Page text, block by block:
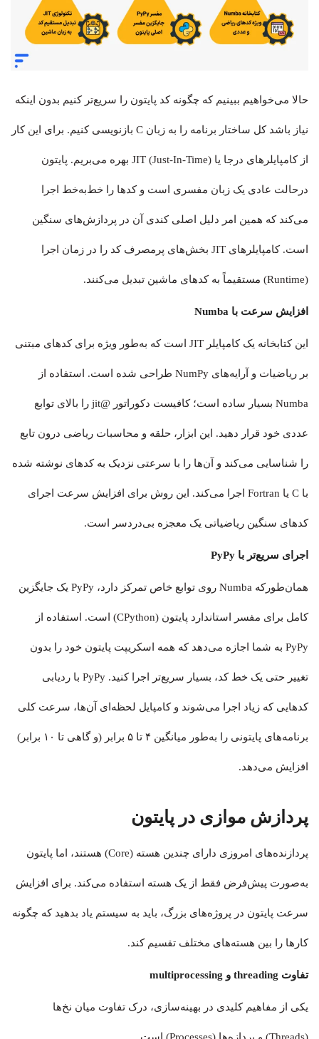
حالا می‌خواهیم ببینیم که چگونه کد پایتون را سریع‌تر کنیم بدون اینکه
نیاز باشد کل ساختار برنامه را به زبان C بازنویسی کنیم. برای این کار
از کامپایلرهای درجا یا JIT (Just-In-Time) بهره می‌بریم. پایتون
درحالت عادی یک زبان مفسری است و کدها را خط‌به‌خط اجرا
می‌کند که همین امر دلیل اصلی کندی آن در پردازش‌های سنگین
است. کامپایلرهای JIT بخش‌های پرمصرف کد را در زمان اجرا
(Runtime) مستقیماً به کدهای ماشین تبدیل می‌کنند.
افزایش سرعت با Numba
این کتابخانه یک کامپایلر JIT است که به‌طور ویژه برای کدهای مبتنی
بر ریاضیات و آرایه‌های NumPy طراحی شده است. استفاده از
Numba بسیار ساده است؛ کافیست دکوراتور @jit را بالای توابع
عددی خود قرار دهید. این ابزار، حلقه و محاسبات ریاضی درون تابع
را شناسایی می‌کند و آن‌ها را با سرعتی نزدیک به کدهای نوشته شده
با C یا Fortran اجرا می‌کند. این روش برای افزایش سرعت اجرای
کدهای سنگین ریاضیاتی یک معجزه بی‌دردسر است.
اجرای سریع‌تر با PyPy
همان‌طورکه Numba روی توابع خاص تمرکز دارد، PyPy یک جایگزین
کامل برای مفسر استاندارد پایتون (CPython) است. استفاده از
PyPy به شما اجازه می‌دهد که همه اسکریپت پایتون خود را بدون
تغییر حتی یک خط کد، بسیار سریع‌تر اجرا کنید. PyPy با ردیابی
کدهایی که زیاد اجرا می‌شوند و کامپایل لحظه‌ای آن‌ها، سرعت کلی
برنامه‌های پایتونی را به‌طور میانگین ۴ تا ۵ برابر (و گاهی تا ۱۰ برابر)
افزایش می‌دهد.
پردازش موازی در پایتون
پردازنده‌های امروزی دارای چندین هسته (Core) هستند، اما پایتون
به‌صورت پیش‌فرض فقط از یک هسته استفاده می‌کند. برای افزایش
سرعت پایتون در پروژه‌های بزرگ، باید به سیستم یاد بدهید که چگونه
کارها را بین هسته‌های مختلف تقسیم کند.
تفاوت threading و multiprocessing
یکی از مفاهیم کلیدی در بهینه‌سازی، درک تفاوت میان نخ‌ها